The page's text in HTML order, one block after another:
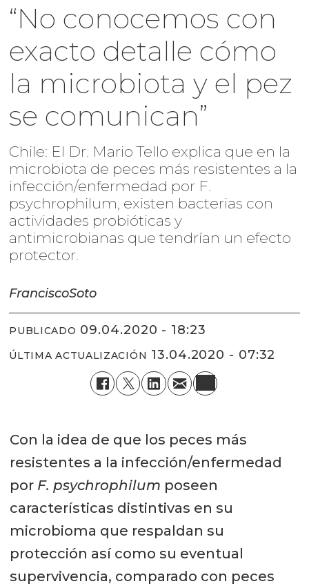
“No conocemos con
exacto detalle cómo
la microbiota y el pez
se comunican”
Chile: El Dr. Mario Tello explica que en la
microbiota de peces más resistentes a la
infección/enfermedad por F.
psychrophilum, existen bacterias con
actividades probióticas y
antimicrobianas que tendrían un efecto
protector.
FranciscoSoto
PUBLICADO 09.04.2020 - 18:23
ÚLTIMA ACTUALIZACIÓN 13.04.2020 - 07:32
Con la idea de que los peces más
resistentes a la infección/enfermedad
por F. psychrophilum poseen
características distintivas en su
microbioma que respaldan su
protección así como su eventual
supervivencia, comparado con peces